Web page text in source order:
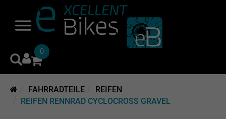
0
FAHRRADTEILE
REIFEN
REIFEN RENNRAD CYCLOCROSS GRAVEL